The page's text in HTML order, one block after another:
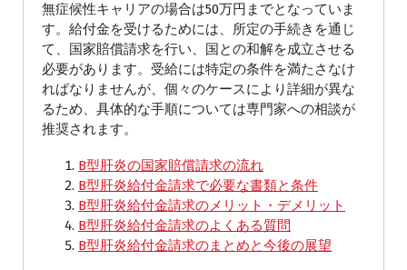
無症候性キャリアの場合は50万円までとなっていま
す。給付金を受けるためには、所定の手続きを通じ
て、国家賠償請求を行い、国との和解を成立させる
必要があります。受給には特定の条件を満たさなけ
ればなりませんが、個々のケースにより詳細が異な
るため、具体的な手順については専門家への相談が
推奨されます。
B型肝炎の国家賠償請求の流れ
B型肝炎給付金請求で必要な書類と条件
B型肝炎給付金請求のメリット・デメリット
B型肝炎給付金請求のよくある質問
B型肝炎給付金請求のまとめと今後の展望